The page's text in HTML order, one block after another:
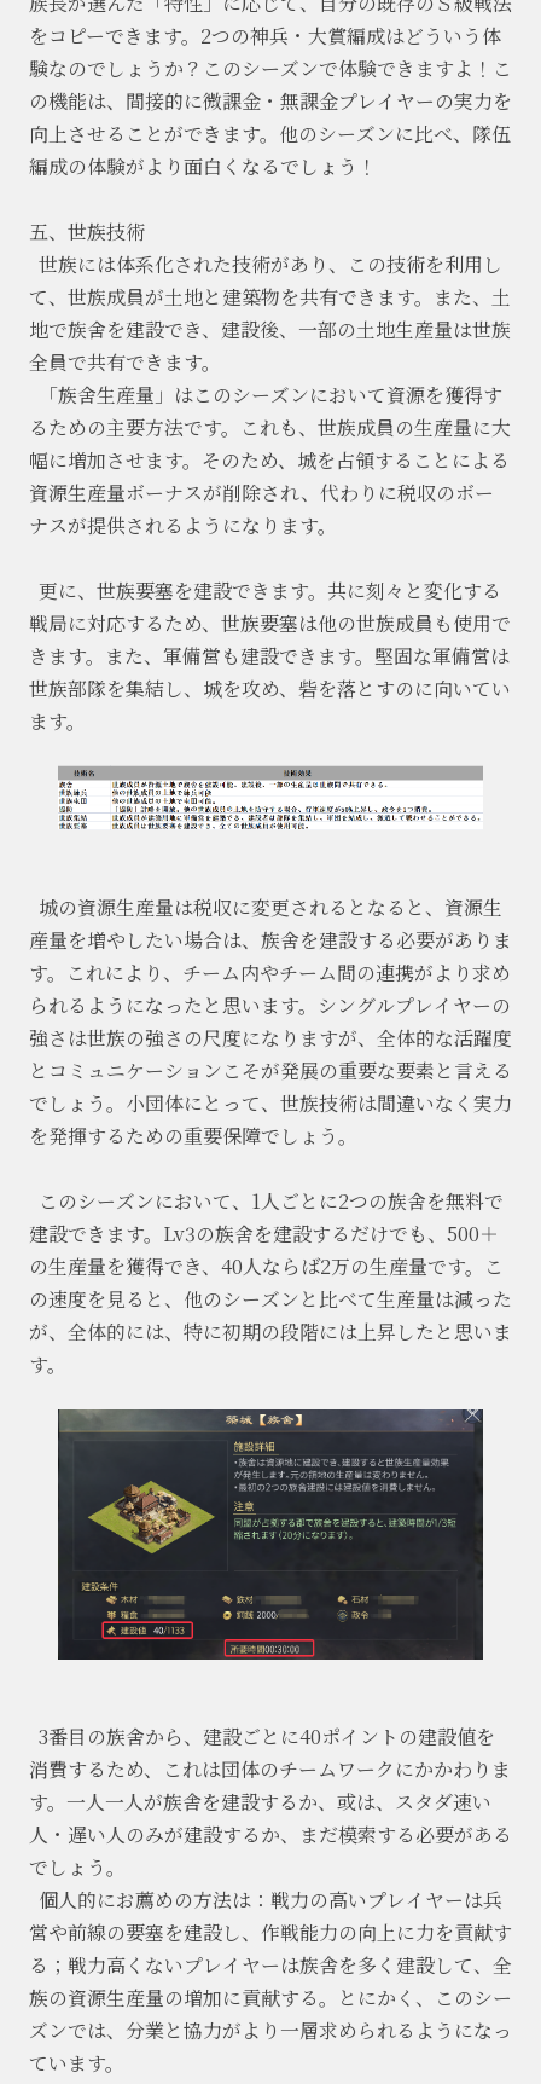
をコピーできます。 2つの神兵・大賞編成はどういう体
験なのでしょうか？このシーズンで体験できますよ！こ
の機能は、間接的に微課金・無課金プレイヤーの実力を
向上させることができます。他のシーズンに比べ、隊伍
編成の体験がより面白くなるでしょう！
五、世族技術
世族には体系化された技術があり、この技術を利用し
て、世族成員が土地と建築物を共有できます。また、土
地で族舍を建設でき、建設後、一部の土地生産量は世族
全員で共有できます。
「族舍生産量」はこのシーズンにおいて資源を獲得す
るための主要方法です。これも、世族成員の生産量に大
幅に増加させます。そのため、城を占領することによる
資源生産量ボーナスが削除され、代わりに税収のボー
ナスが提供されるようになります。
更に、世族要塞を建設できます。共に刻々と変化する
戦局に対応するため、世族要塞は他の世族成員も使用で
きます。また、軍備営も建設できます。堅固な軍備営は
世族部隊を集結し、城を攻め、砦を落とすのに向いてい
ます。
城の資源生産量は税収に変更されるとなると、資源生
産量を増やしたい場合は、族舍を建設する必要がありま
す。これにより、チーム内やチーム間の連携がより求め
られるようになったと思います。シングルプレイヤーの
強さは世族の強さの尺度になりますが、全体的な活躍度
とコミュニケーションこそが発展の重要な要素と言える
でしょう。小団体にとって、世族技術は間違いなく実力
を発揮するための重要保障でしょう。
このシーズンにおいて、 1人ごとに2つの族舍を無料で
建設できます。Lv3の族舍を建設するだけでも、500＋
の生産量を獲得でき、40人ならば2万の生産量です。こ
の速度を見ると、他のシーズンと比べて生産量は減った
が、全体的には、特に初期の段階には上昇したと思いま
す。
3番目の族舍から、建設ごとに40ポイントの建設値を
消費するため、これは団体のチームワークにかかわりま
す。一人一人が族舎を建設するか、或は、スタダ速い
人・遅い人のみが建設するか、まだ模索する必要がある
でしょう。
個人的にお薦めの方法は：戦力の高いプレイヤーは兵
営や前線の要塞を建設し、作戦能力の向上に力を貢献す
る；戦力高くないプレイヤーは族舎を多く建設して、全
族の資源生産量の増加に貢献する。とにかく、このシー
ズンでは、分業と協力がより一層求められるようになっ
ています。